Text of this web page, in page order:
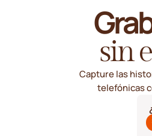
sin
Capture las
telefónicas